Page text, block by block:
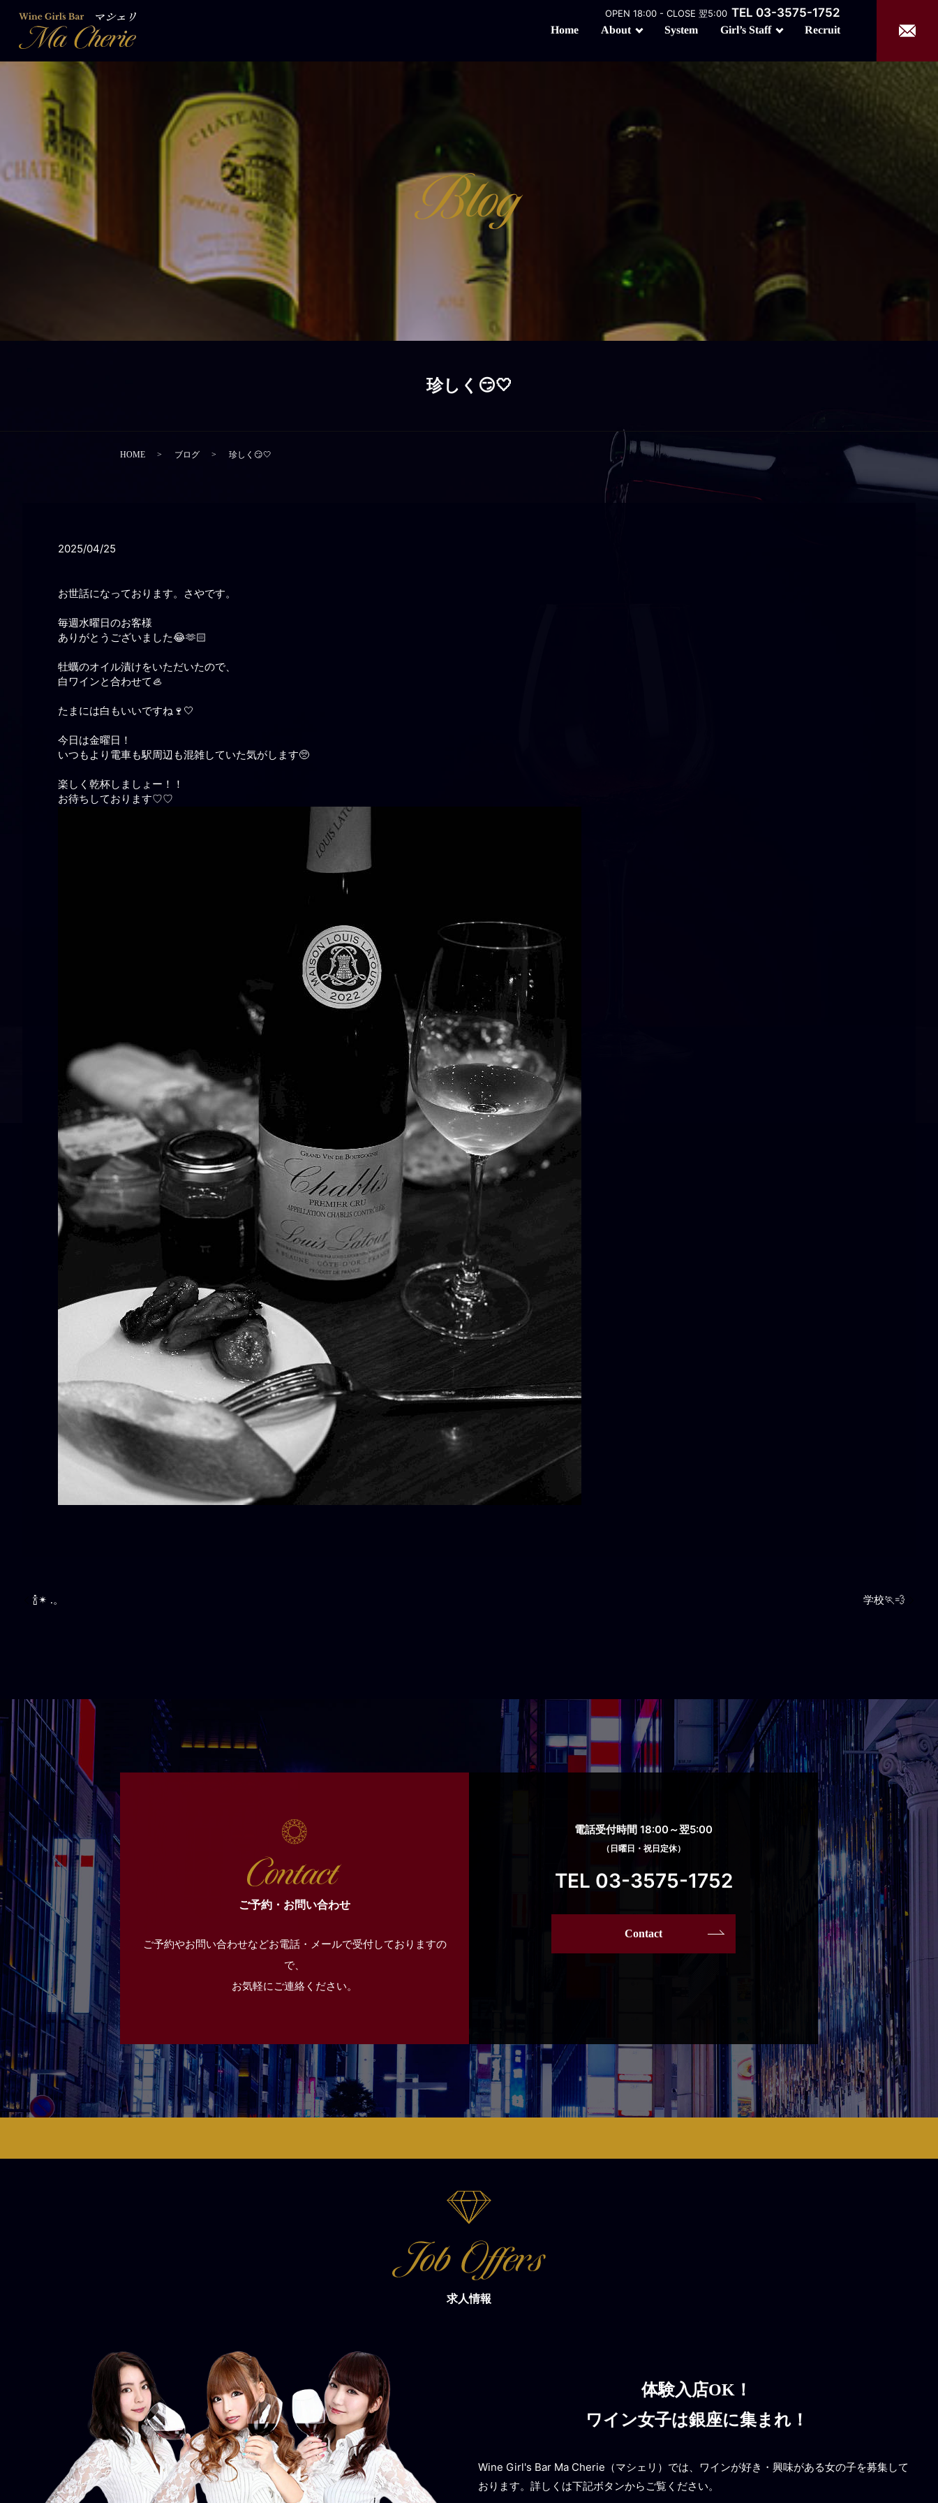
OPEN 18:00 - CLOSE 翌5:00 TEL 03-3575-1752
Home About System Girl’s Staff Recruit
珍しく😏‎🤍
HOME ブログ 珍しく😏‎🤍
2025/04/25
お世話になっております。さやです。
毎週水曜日のお客様
ありがとうございました😂🫶🏻
牡蠣のオイル漬けをいただいたので、
白ワインと合わせて🦪
たまには白もいいですね🍷‎🤍
今日は金曜日！
いつもより電車も駅周辺も混雑していた気がします🥺
楽しく乾杯しましょー！！
お待ちしております♡♡
🍾✴︎ .。 学校🏃‪💨
ご予約・お問い合わせ
ご予約やお問い合わせなどお電話・メールで受付しておりますの
で、
お気軽にご連絡ください。
電話受付時間 18:00～翌5:00
（日曜日・祝日定休）
TEL 03-3575-1752
Contact
求人情報
体験入店OK！
ワイン女子は銀座に集まれ！
Wine Girl's Bar Ma Cherie（マシェリ）では、ワインが好き・興味がある女の子を募集して
おります。詳しくは下記ボタンからご覧ください。